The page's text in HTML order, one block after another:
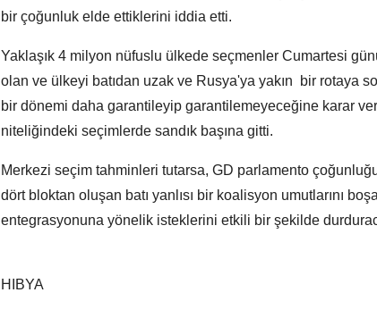
bir çoğunluk elde ettiklerini iddia etti.
Yaklaşık 4 milyon nüfuslu ülkede seçmenler Cumartesi
olan ve ülkeyi batıdan uzak ve Rusya'ya yakın bir rotaya
bir dönemi daha garantileyip garantilemeyeceğine karar
niteliğindeki seçimlerde sandık başına gitti.
Merkezi seçim tahminleri tutarsa, GD parlamento
dört bloktan oluşan batı yanlısı bir koalisyon umutlarını
entegrasyonuna yönelik isteklerini etkili bir şekilde
HIBYA